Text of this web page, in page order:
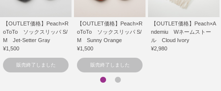
【OUTLET価格】Peach×R
oToTo ソックスリッパ S/
M Jet-Setter Gray
¥1,500
販売終了しました
【OUTLET価格】Peach×R
oToTo ソックスリッパ S/
M Sunny Orange
¥1,500
販売終了しました
【OUTLET価格】Peach×A
ndemiu Wネームストー
ル Cloud Ivory
¥2,980